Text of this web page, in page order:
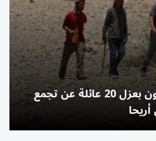
مستوطنون يتسببون بعزل 20 عائلة عن تجمع